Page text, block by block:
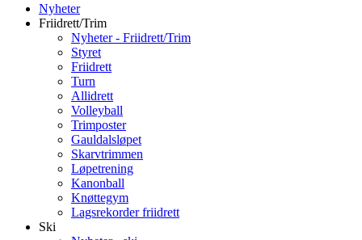
Nyheter
Friidrett/Trim
Nyheter - Friidrett/Trim
Styret
Friidrett
Turn
Allidrett
Volleyball
Trimposter
Gauldalsløpet
Skarvtrimmen
Løpetrening
Kanonball
Knøttegym
Lagsrekorder friidrett
Ski